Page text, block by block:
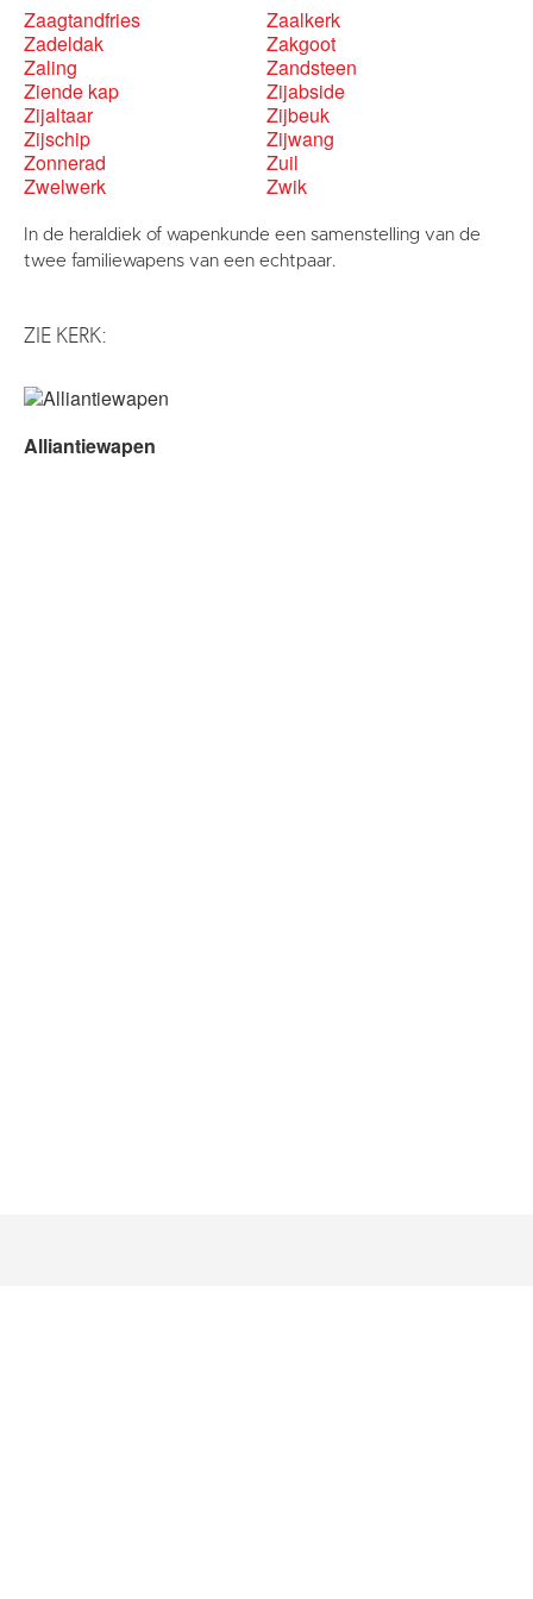
Zaagtandfries
Zaalkerk
Zadeldak
Zakgoot
Zaling
Zandsteen
Ziende kap
Zijabside
Zijaltaar
Zijbeuk
Zijschip
Zijwang
Zonnerad
Zuil
Zwelwerk
Zwik
In de heraldiek of wapenkunde een samenstelling van de
twee familiewapens van een echtpaar.
ZIE KERK:
Alliantiewapen